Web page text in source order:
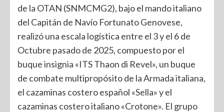
de la OTAN (SNMCMG2), bajo el mando italiano
del Capitán de Navío Fortunato Genovese,
realizó una escala logística entre el 3 y el 6 de
Octubre pasado de 2025, compuesto por el
buque insignia «ITS Thaon di Revel», un buque
de combate multipropósito de la Armada italiana,
el cazaminas costero español «Sella» y el
cazaminas costero italiano «Crotone». El grupo